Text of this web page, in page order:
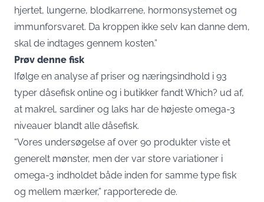
hjertet, lungerne, blodkarrene, hormonsystemet og
immunforsvaret. Da kroppen ikke selv kan danne dem,
skal de indtages gennem kosten.”
Prøv denne fisk
Ifølge en analyse af priser og næringsindhold i 93
typer dåsefisk online og i butikker fandt Which? ud af,
at makrel, sardiner og laks har de højeste omega-3
niveauer blandt alle dåsefisk.
“Vores undersøgelse af over 90 produkter viste et
generelt mønster, men der var store variationer i
omega-3 indholdet både inden for samme type fisk
og mellem mærker,” rapporterede de.